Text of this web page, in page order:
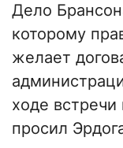
Дело
которому
желает
ходе
просил